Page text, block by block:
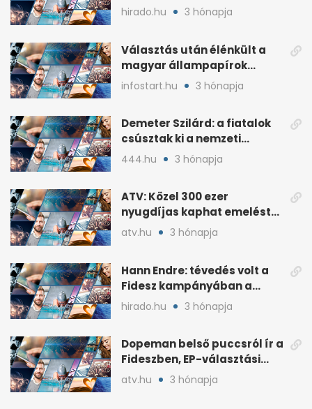
plakátokat
hirado.hu 3 hónapja
Választás után élénkült a
magyar állampapírok
lakossági értékesítése
infostart.hu 3 hónapja
Demeter Szilárd: a fiatalok
csúsztak ki a nemzeti
kultúrából
444.hu 3 hónapja
ATV: Közel 300 ezer
nyugdíjas kaphat emelést
idén a Tisza terve szerint
atv.hu 3 hónapja
Hann Endre: tévedés volt a
Fidesz kampányában a
háborús veszély
hirado.hu 3 hónapja
Dopeman belső puccsról ír a
Fideszben, EP-választási
árral
atv.hu 3 hónapja